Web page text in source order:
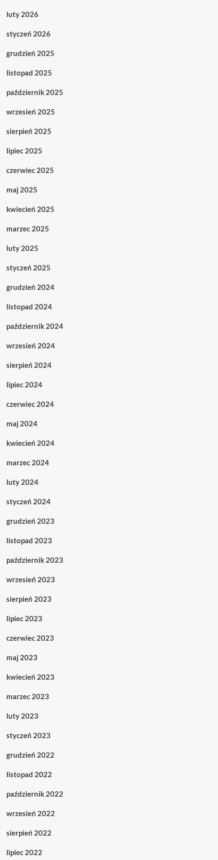
luty 2026
styczeń 2026
grudzień 2025
listopad 2025
październik 2025
wrzesień 2025
sierpień 2025
lipiec 2025
czerwiec 2025
maj 2025
kwiecień 2025
marzec 2025
luty 2025
styczeń 2025
grudzień 2024
listopad 2024
październik 2024
wrzesień 2024
sierpień 2024
lipiec 2024
czerwiec 2024
maj 2024
kwiecień 2024
marzec 2024
luty 2024
styczeń 2024
grudzień 2023
listopad 2023
październik 2023
wrzesień 2023
sierpień 2023
lipiec 2023
czerwiec 2023
maj 2023
kwiecień 2023
marzec 2023
luty 2023
styczeń 2023
grudzień 2022
listopad 2022
październik 2022
wrzesień 2022
sierpień 2022
lipiec 2022